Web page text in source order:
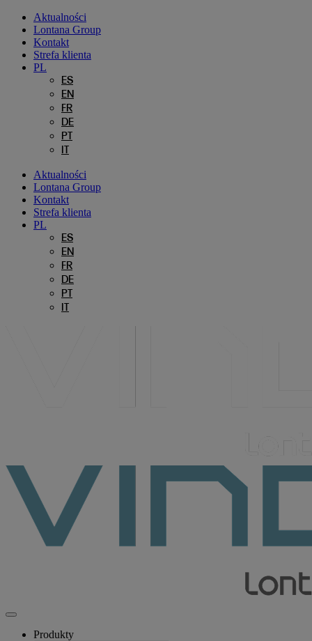
Przejdź
treści
Aktualności
Lontana Group
Kontakt
Strefa klienta
PL
ES
EN
FR
DE
PT
Aktualności
Lontana Group
Kontakt
Strefa klienta
PL
ES
EN
FR
DE
PT
Produkty